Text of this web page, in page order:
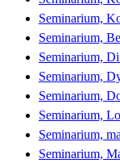
Seminarium,
Seminarium,
Seminarium,
Seminarium,
Seminarium,
Seminarium,
Seminarium,
Seminarium,